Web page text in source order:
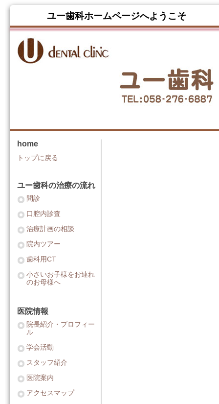
ユー歯科ホームページへよ
home
トップに戻る
ユー歯科の治療の流れ
問診
口腔内診査
治療計画の相談
院内ツアー
歯科用CT
小さいお子様をお連れ
のお母様へ
医院情報
院長紹介・プロフィー
ル
学会活動
スタッフ紹介
医院案内
アクセスマップ